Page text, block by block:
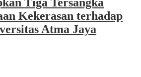
Kekerasan terhadap
Atma Jaya